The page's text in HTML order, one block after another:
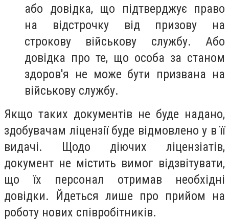
або довідка, що підтверджує право
на відстрочку від призову на
строкову військову службу. Або
довідка про те, що особа за станом
здоров'я не може бути призвана на
військову службу.
Якщо таких документів не буде надано,
здобувачам ліцензії буде відмовлено у в її
видачі. Щодо діючих ліцензіатів,
документ не містить вимог відзвітувати,
що їх персонал отримав необхідні
довідки. Йдеться лише про прийом на
роботу нових співробітників.